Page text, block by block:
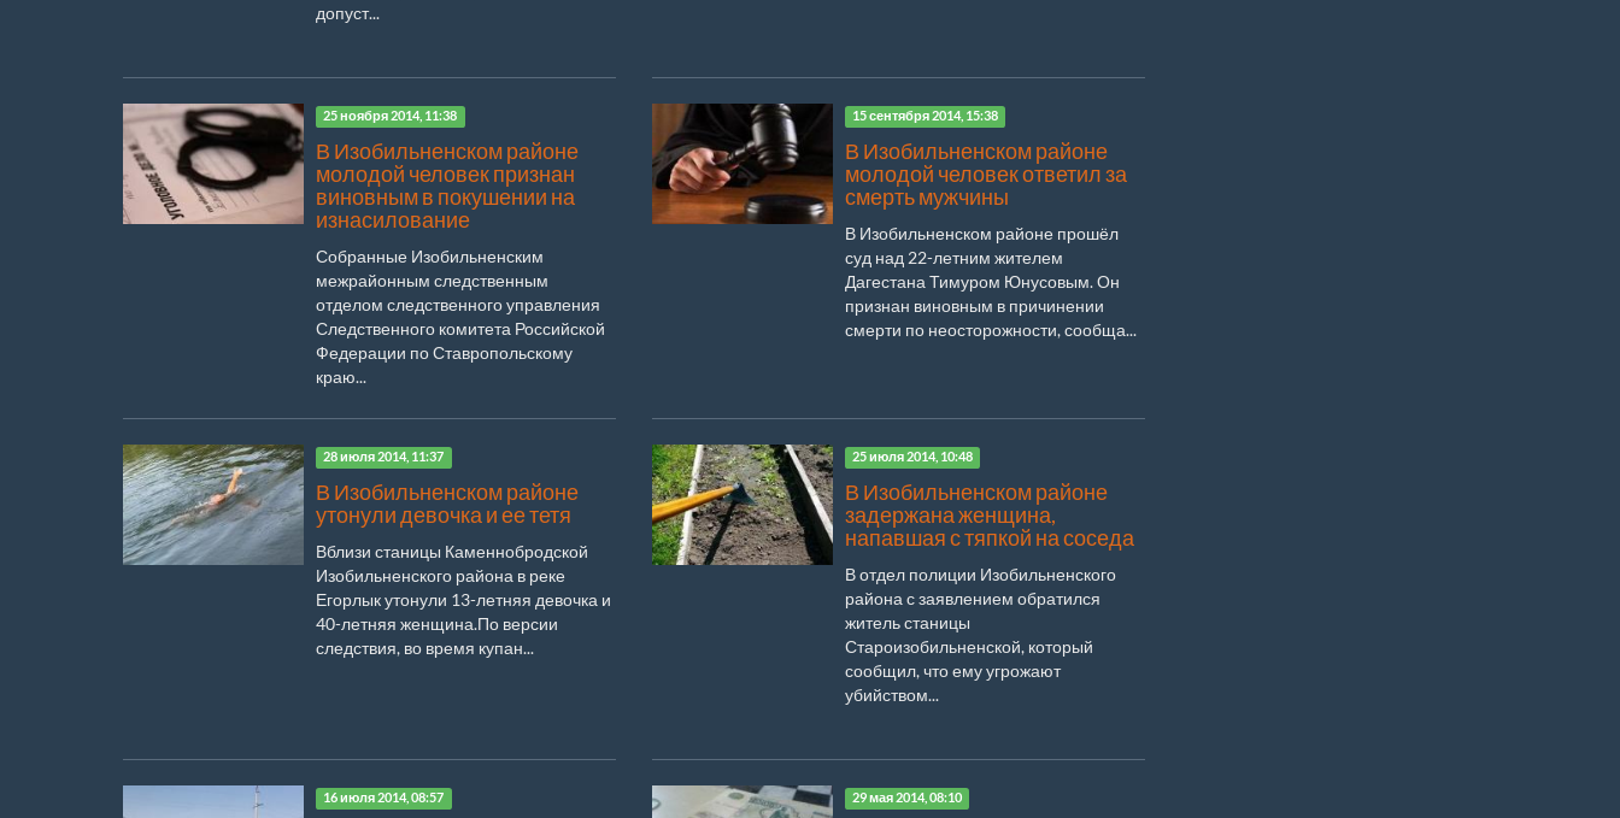
допуст...
25 ноября 2014, 11:38
В Изобильненском районе
молодой человек признан
виновным в покушении на
изнасилование
Собранные Изобильненским
межрайонным следственным
отделом следственного управления
Следственного комитета Российской
Федерации по Ставропольскому
краю...
15 сентября 2014, 15:38
В Изобильненском районе
молодой человек ответил за
смерть мужчины
В Изобильненском районе прошёл
суд над 22-летним жителем
Дагестана Тимуром Юнусовым. Он
признан виновным в причинении
смерти по неосторожности, сообща...
28 июля 2014, 11:37
В Изобильненском районе
утонули девочка и ее тетя
Вблизи станицы Каменнобродской
Изобильненского района в реке
Егорлык утонули 13-летняя девочка и
40-летняя женщина.По версии
следствия, во время купан...
25 июля 2014, 10:48
В Изобильненском районе
задержана женщина,
напавшая с тяпкой на соседа
В отдел полиции Изобильненского
района с заявлением обратился
житель станицы
Староизобильненской, который
сообщил, что ему угрожают
убийством...
16 июля 2014, 08:57 29 мая 2014, 08:10